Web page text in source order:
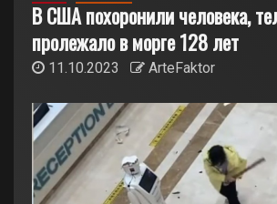
В США похоронили человека,
пролежало в морге 128 лет
11.10.2023 ArteFaktor